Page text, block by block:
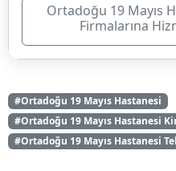
Ortadoğu 19 Mayıs
Firmalarına
#Ortadoğu 19 Mayıs Hastanesi
#Ortadoğu 19 Mayıs Hastanesi
#Ortadoğu 19 Mayıs Hastanesi